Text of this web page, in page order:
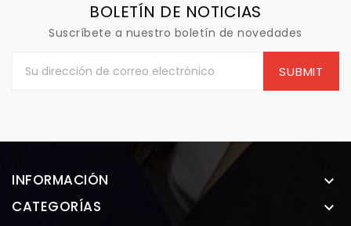
BOLETÍN DE NOTICIAS
Suscríbete a nuestro boletín de novedades
INFORMACIÓN

CATEGORÍAS
